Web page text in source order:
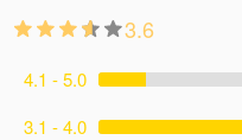
3.6
4.1 - 5.0
3.1 - 4.0